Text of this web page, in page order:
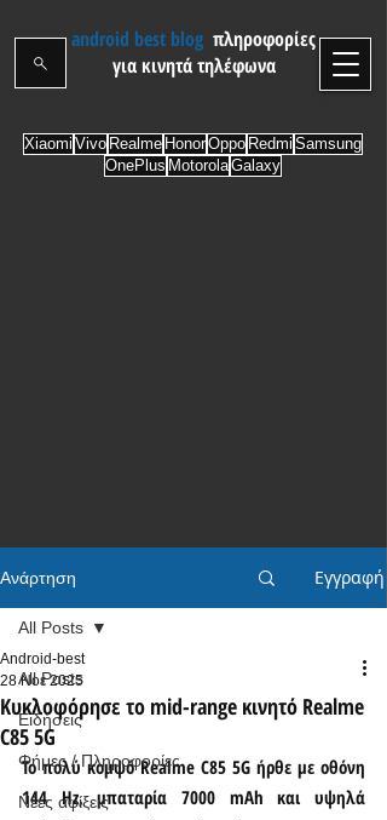
android best blog πληροφορίες
για κινητά τηλέφωνα
Xiaomi Vivo Realme HonorOppo Redmi Samsung
OnePlus MotorolaGalaxy
Ανάρτηση Εγγραφή
All Posts
Ειδήσεις
Φήμες / Πληροφορίες
Νέες αφίξεις
All Posts
Κυκλοφόρησε το mid-range κινητό Realme
C85 5G
Android-best
28 Νοε 2025
Το πολύ κομψό Realme C85 5G ήρθε με οθόνη
144 Hz, μπαταρία 7000 mAh και υψηλά